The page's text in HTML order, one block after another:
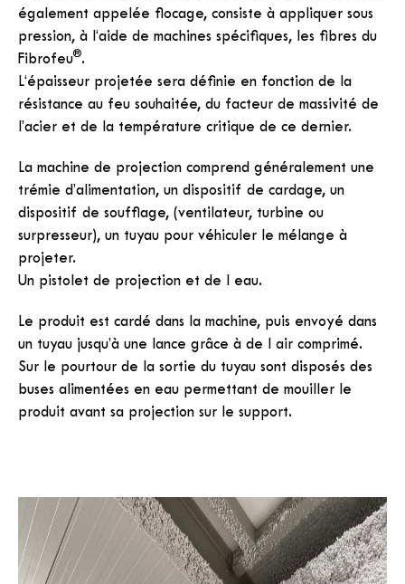
également appelée flocage, consiste à appliquer sous
pression, à l‘aide de machines spécifiques, les fibres du
Fibrofeu®.
L‘épaisseur projetée sera définie en fonction de la
résistance au feu souhaitée, du facteur de massivité de
l’acier et de la température critique de ce dernier.
La machine de projection comprend généralement une
trémie d’alimentation, un dispositif de cardage, un
dispositif de soufflage, (ventilateur, turbine ou
surpresseur), un tuyau pour véhiculer le mélange à
projeter.
Un pistolet de projection et de l eau.
Le produit est cardé dans la machine, puis envoyé dans
un tuyau jusqu’à une lance grâce à de l air comprimé.
Sur le pourtour de la sortie du tuyau sont disposés des
buses alimentées en eau permettant de mouiller le
produit avant sa projection sur le support.